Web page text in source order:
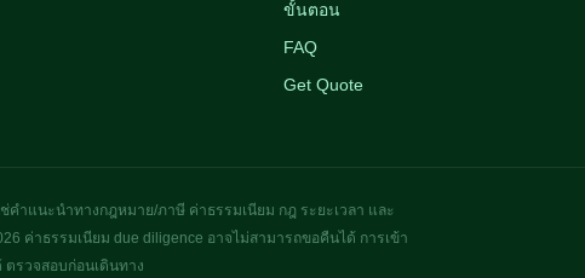
ขั้นตอน
FAQ
Get Quote
ำแนะนำทางกฎหมาย/ภาษี ค่าธรรมเนียม กฎ ระยะเวลา และ
ค่าธรรมเนียม due diligence อาจไม่สามารถขอคืนได้ การเข้า
ตรวจสอบก่อนเดินทาง